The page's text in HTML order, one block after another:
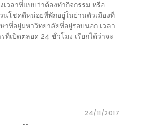
วลาที่แบบว่าต้องทำกิจกรรม หรือ
นโชคดีหน่อยที่พักอยู่ในย่านตัวเมืองที่
าที่อยู่มหาวิทยาลัยที่อยู่รอบนอก เวลา
เปิดตลอด 24 ชั่วโมง เรียกได้ว่าจะ
24/11/2017